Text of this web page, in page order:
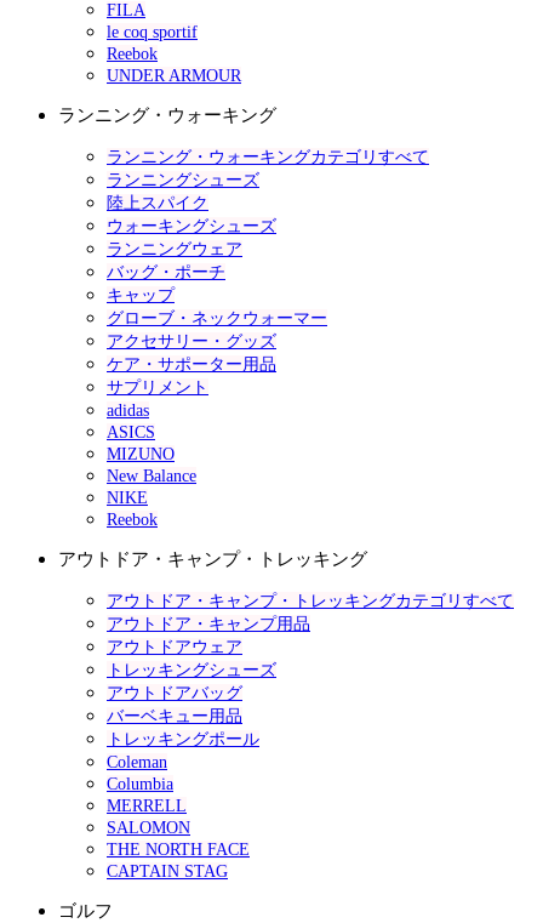
FILA
le coq sportif
Reebok
UNDER ARMOUR
ランニング・ウォーキング
ランニング・ウォーキングカテゴリすべて
ランニングシューズ
陸上スパイク
ウォーキングシューズ
ランニングウェア
バッグ・ポーチ
キャップ
グローブ・ネックウォーマー
アクセサリー・グッズ
ケア・サポーター用品
サプリメント
adidas
ASICS
MIZUNO
New Balance
NIKE
Reebok
アウトドア・キャンプ・トレッキング
アウトドア・キャンプ・トレッキングカテゴリすべて
アウトドア・キャンプ用品
アウトドアウェア
トレッキングシューズ
アウトドアバッグ
バーベキュー用品
トレッキングポール
Coleman
Columbia
MERRELL
SALOMON
THE NORTH FACE
CAPTAIN STAG
ゴルフ